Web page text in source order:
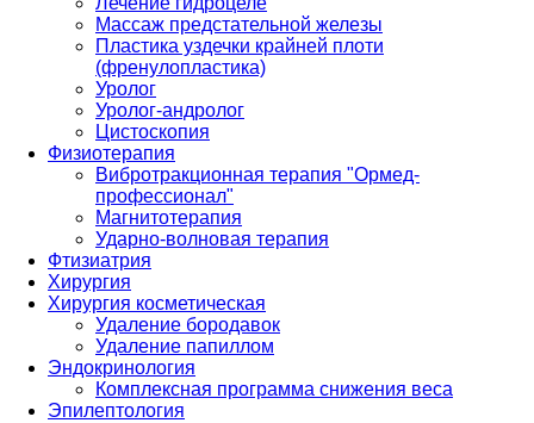
Массаж предстательной железы
Пластика уздечки крайней плоти
(френулопластика)
Уролог
Уролог-андролог
Цистоскопия
Физиотерапия
Вибротракционная терапия "Ормед-
профессионал"
Магнитотерапия
Ударно-волновая терапия
Фтизиатрия
Хирургия
Хирургия косметическая
Удаление бородавок
Удаление папиллом
Эндокринология
Комплексная программа снижения веса
Эпилептология